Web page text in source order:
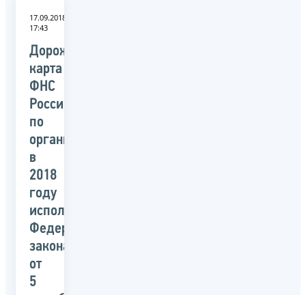
17.09.2018
17:43
Дорожная
карта
ФНС
России
по
организации
в
2018
году
исполнения
Федерального
закона
от
5